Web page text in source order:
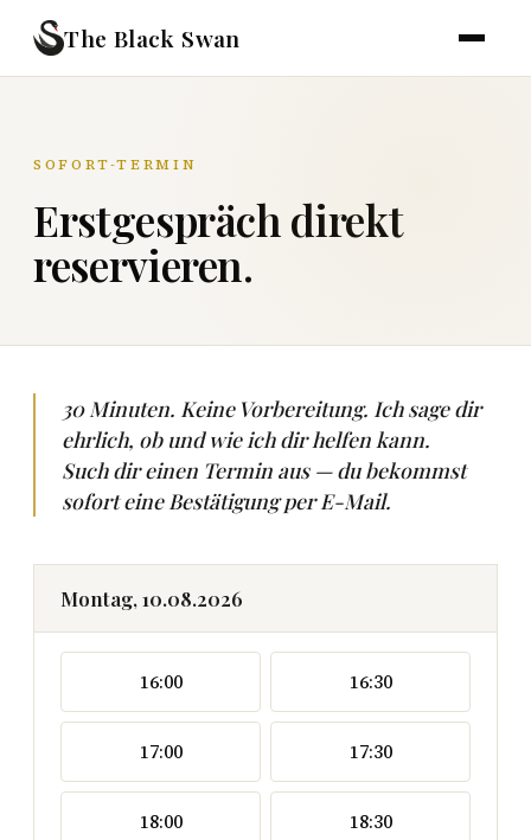
The Black Swan
SOFORT-TERMIN
Erstgespräch direkt
reservieren.
30 Minuten. Keine Vorbereitung. Ich sage dir
ehrlich, ob und wie ich dir helfen kann.
Such dir einen Termin aus — du bekommst
sofort eine Bestätigung per E-Mail.
Montag, 10.08.2026
16:00 16:30
17:00 17:30
18:00 18:30